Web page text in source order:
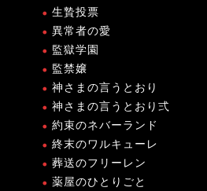
生贄投票
異常者の愛
監獄学園
監禁嬢
神さまの言うとおり
神さまの言うとおり弍
約束のネバーランド
終末のワルキューレ
葬送のフリーレン
薬屋のひとりごと